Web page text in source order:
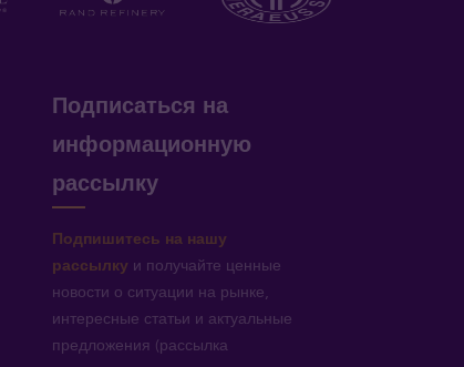
Подписаться на
информационную
рассылку
Подпишитесь на нашу
рассылку и получайте ценные
новости о ситуации на рынке,
интересные статьи и актуальные
предложения (рассылка